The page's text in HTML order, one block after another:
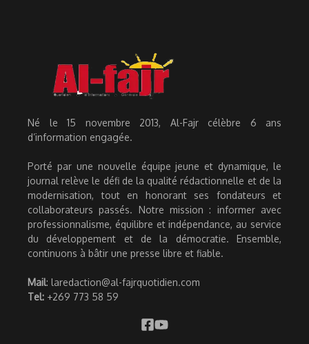
Né le 15 novembre 2013, Al-Fajr célèbre 6 ans
d’information engagée.
Porté par une nouvelle équipe jeune et dynamique, le
journal relève le défi de la qualité rédactionnelle et de la
modernisation, tout en honorant ses fondateurs et
collaborateurs passés. Notre mission : informer avec
professionnalisme, équilibre et indépendance, au service
du développement et de la démocratie. Ensemble,
continuons à bâtir une presse libre et fiable.
Mail: laredaction@al-fajrquotidien.com
Tel: +269 773 58 59